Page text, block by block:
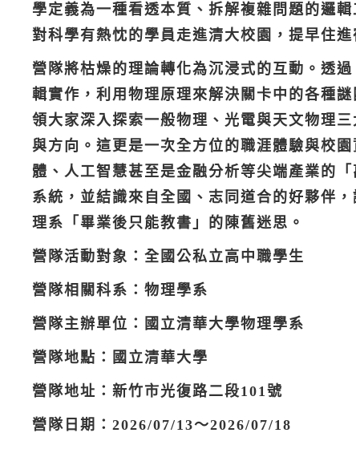
學定義為一種看透本質、拆解複雜問題的邏
對科學有熱忱的學員走進清大校園，提早住進
營隊將枯燥的理論轉化為沉浸式的互動。透
輯實作，利用物理原理來解決關卡中的各種
領大家深入探索一般物理、光電與天文物理
與方向。這更是一次全方位的職涯體驗與校
體、人工智慧甚至是金融分析等尖端產業的
系統，並結識來自全國、志同道合的好夥伴
理系「畢業後只能教書」的陳舊迷思。
營隊活動對象：全國公私立高中職學生
營隊相關科系：物理學系
營隊主辦單位：國立清華大學物理學系
營隊地點：國立清華大學
營隊地址：新竹市光復路二段101號
營隊日期：2026/07/13～2026/07/18